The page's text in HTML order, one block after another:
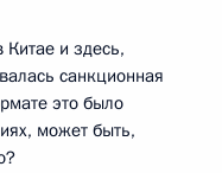
и здесь,
санкционная
это было
может быть,